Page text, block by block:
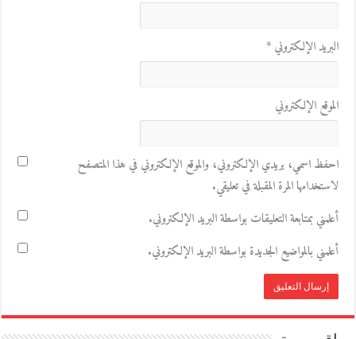
البريد الإلكتروني*
الموقع الإلكتروني
احفظ اسمي، بريدي الإلكتروني، والموقع الإلكتروني في هذا المتصفح
لاستخدامها المرة المقبلة في تعليقي.
أعلمني بمتابعة التعليقات بواسطة البريد الإلكتروني.
أعلمني بالمواضيع الجديدة بواسطة البريد الإلكتروني.